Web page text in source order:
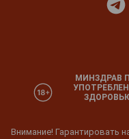
МИНЗДРАВ
Внимание! Гарантировать